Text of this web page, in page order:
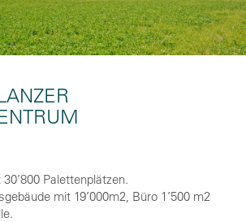
Palettenplätzen.
mit 19’000m2, Büro 1’500 m2